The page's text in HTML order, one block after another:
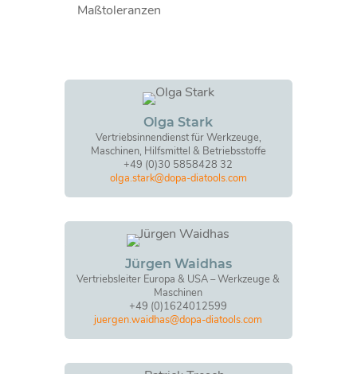
Maßtoleranzen
Olga Stark
Vertriebsinnendienst für Werkzeuge,
Maschinen, Hilfsmittel & Betriebsstoffe
+49 (0)30 5858428 32
olga.stark@dopa-diatools.com
Jürgen Waidhas
Vertriebsleiter Europa & USA – Werkzeuge &
Maschinen
+49 (0)1624012599
juergen.waidhas@dopa-diatools.com